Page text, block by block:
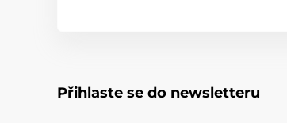
Přihlaste se do newsletteru